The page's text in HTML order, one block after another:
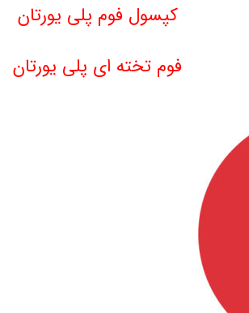
کپسول فوم پلی یورتان
فوم تخته ای پلی یورتان